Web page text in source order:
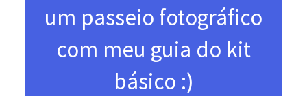
um passeio fotográfico
com meu guia do kit
básico :)